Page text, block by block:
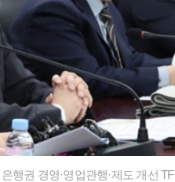
행권 경영·영업관행·제도 개선 TF